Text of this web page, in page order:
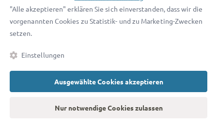
Ich habe dieAGBundDatenschutzerklärung
"Alle akzeptieren" erklären Sie sich einverstanden, dass wir die
vorgenannten Cookies zu Statistik- und zu Marketing-Zwecken
setzen.
Einstellungen
Ausgewählte Cookies akzeptieren
Nur notwendige Cookies zulassen